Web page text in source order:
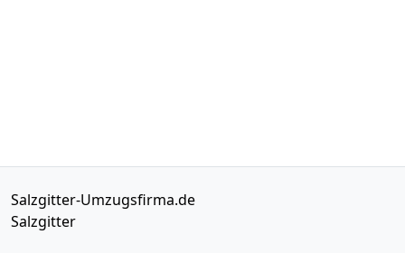
Salzgitter-Umzugsfirma.de
Salzgitter